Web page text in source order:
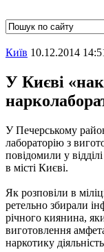
Київ 10.12.2014
У Києві
У Печерському
лабораторію з
повідомили у
в місті Києві.
Як розповіли в
ретельно збирали
річного киянина,
виготовлення
наркотику